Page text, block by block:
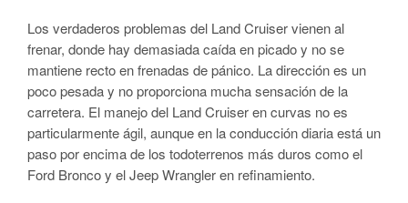
Los verdaderos problemas del Land Cruiser vienen al
frenar, donde hay demasiada caída en picado y no se
mantiene recto en frenadas de pánico. La dirección es un
poco pesada y no proporciona mucha sensación de la
carretera. El manejo del Land Cruiser en curvas no es
particularmente ágil, aunque en la conducción diaria está un
paso por encima de los todoterrenos más duros como el
Ford Bronco y el Jeep Wrangler en refinamiento.